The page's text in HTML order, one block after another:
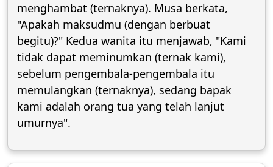
menghambat (ternaknya). Musa berkata,
"Apakah maksudmu (dengan berbuat
begitu)?" Kedua wanita itu menjawab, "Kami
tidak dapat meminumkan (ternak kami),
sebelum pengembala-pengembala itu
memulangkan (ternaknya), sedang bapak
kami adalah orang tua yang telah lanjut
umurnya".